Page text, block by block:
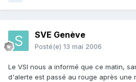
SVE Genève
Posté(e) 13 mai 2006
Le VSI nous a informé que ce matin,
d'alerte est passé au rouge après une